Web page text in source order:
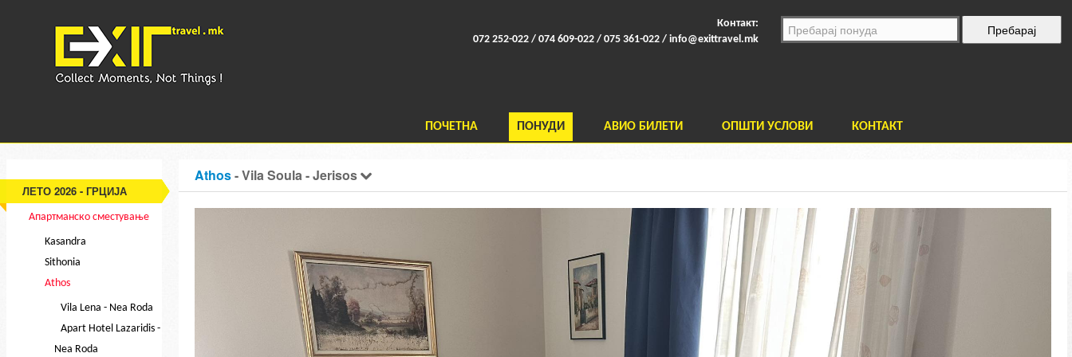
Контакт:
072 252-022 / 074 609-022 / 075 361-022 / info@exittravel.mk
ПОЧЕТНА ПОНУДИ АВИО БИЛЕТИ ОПШТИ УСЛОВИ КОНТАКТ
ЛЕТО 2026 - ГРЦИЈА
Апартманско сместување
Kasandra
Sithonia
Athos
Vila Lena - Nea Roda
Apart Hotel Lazaridis -
Nea Roda
Athos- Vila Soula - Jerisos